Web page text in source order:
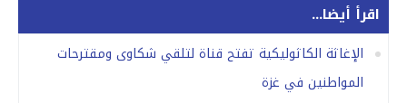
اقرأ أيضا...
الإغاثة الكاثوليكية تفتح قناة لتلقي شكاوى ومقترحات
المواطنين في غزة